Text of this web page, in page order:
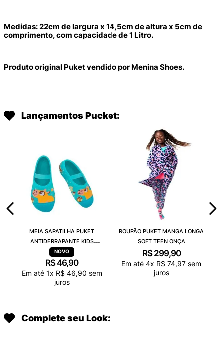
Medidas: 22cm de largura x 14,5cm de altura x 5cm de
comprimento, com capacidade de 1 Litro.
Produto original Puket vendido por Menina Shoes.
Lançamentos Pucket:
MEIA SAPATILHA PUKET
ANTIDERRAPANTE KIDS
CAPIVARA CHOCOLATE
R$46,90
Em até 1x R$ 46,90 sem
juros
ROUPÃO PUKET MANGA LONGA
SOFT TEEN ONÇA
R$ 299,90
Em até 4x R$ 74,97 sem
juros
Complete seu Look: